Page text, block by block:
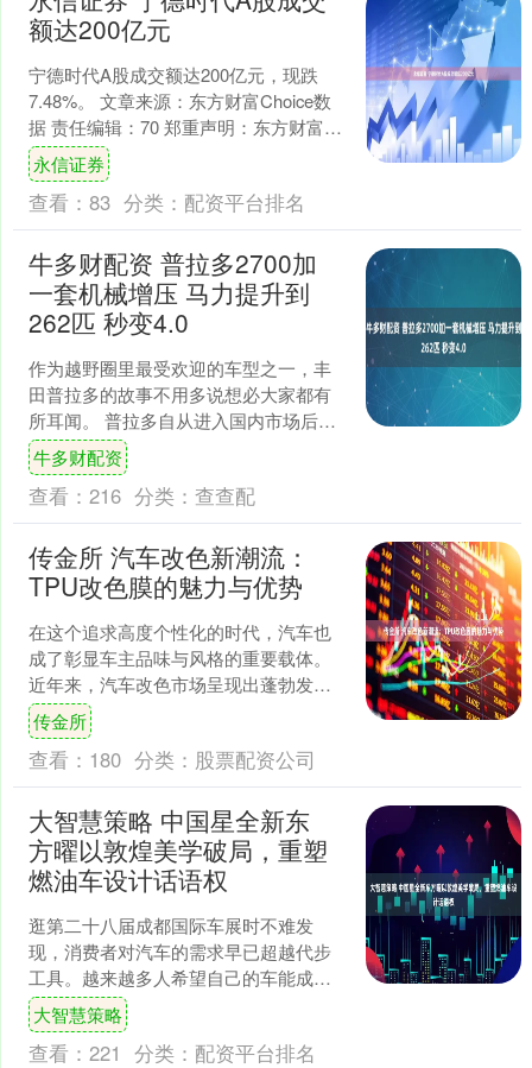
额达200亿元
宁德时代A股成交额达200亿元，现跌
7.48%。 文章来源：东方财富Choice数
据 责任编辑：70 郑重声明：东方财富发
布此内容旨在传播更多信息，与本站立
场无....
永信证券
查看： 83 分类： 配资平台排名
牛多财配资 普拉多2700加
一套机械增压 马力提升到
262匹 秒变4.0
作为越野圈里最受欢迎的车型之一，丰
田普拉多的故事不用多说想必大家都有
所耳闻。 普拉多自从进入国内市场后有
着非常经典的4.0排量和2.7排量。而对于
一台车来说，发....
牛多财配资
查看： 216 分类： 查查配
传金所 汽车改色新潮流：
TPU改色膜的魅力与优势
在这个追求高度个性化的时代，汽车也
成了彰显车主品味与风格的重要载体。
近年来，汽车改色市场呈现出蓬勃发展
的态势，尤其随着年轻一代消费者逐渐
成为市场主力，他们拒绝千....
传金所
查看： 180 分类： 股票配资公司
大智慧策略 中国星全新东
方曜以敦煌美学破局，重塑
燃油车设计话语权
逛第二十八届成都国际车展时不难发
现，消费者对汽车的需求早已超越代步
工具。越来越多人希望自己的车能成为
“审美名片”，而吉利中国星全新东方曜系
列，恰好精准击中了这....
大智慧策略
查看： 221 分类： 配资平台排名